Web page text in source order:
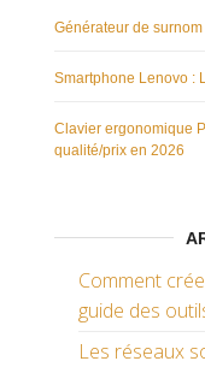
Générateur de
Smartphone Lenovo :
Clavier ergonomique
qualité/prix en 2026
Comment
guide des
Les réseaux